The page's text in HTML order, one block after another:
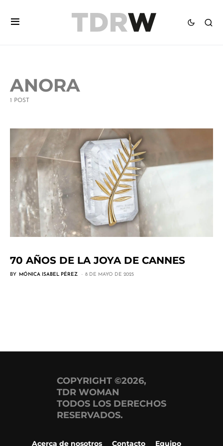
ANORA
1 POST
70 AÑOS DE LA JOYA DE CANNES
BY MÓNICA ISABEL PÉREZ 8 DE MAYO DE 2025
COPYRIGHT ©2026,
TDR WOMAN
TODOS LOS DERECHOS
RESERVADOS.
Acerca de nosotros Contacto Equipo